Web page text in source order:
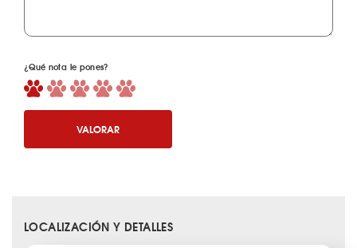
¿Qué nota le pones?
VALORAR
LOCALIZACIÓN Y DETALLES